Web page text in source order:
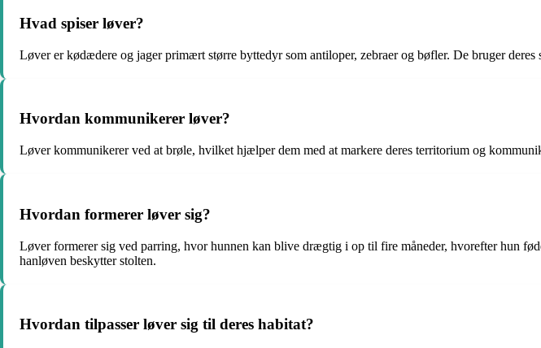
Hvad spiser løver?
Løver er kødædere og jager primært større byttedyr som antiloper, zebraer og bøfler. De bruger
Hvordan kommunikerer løver?
Løver kommunikerer ved at brøle, hvilket hjælper dem med at markere deres territorium og
Hvordan formerer løver sig?
Løver formerer sig ved parring, hvor hunnen kan blive drægtig i op til fire måneder, hvorefter hun
hanløven beskytter stolten.
Hvordan tilpasser løver sig til deres habitat?